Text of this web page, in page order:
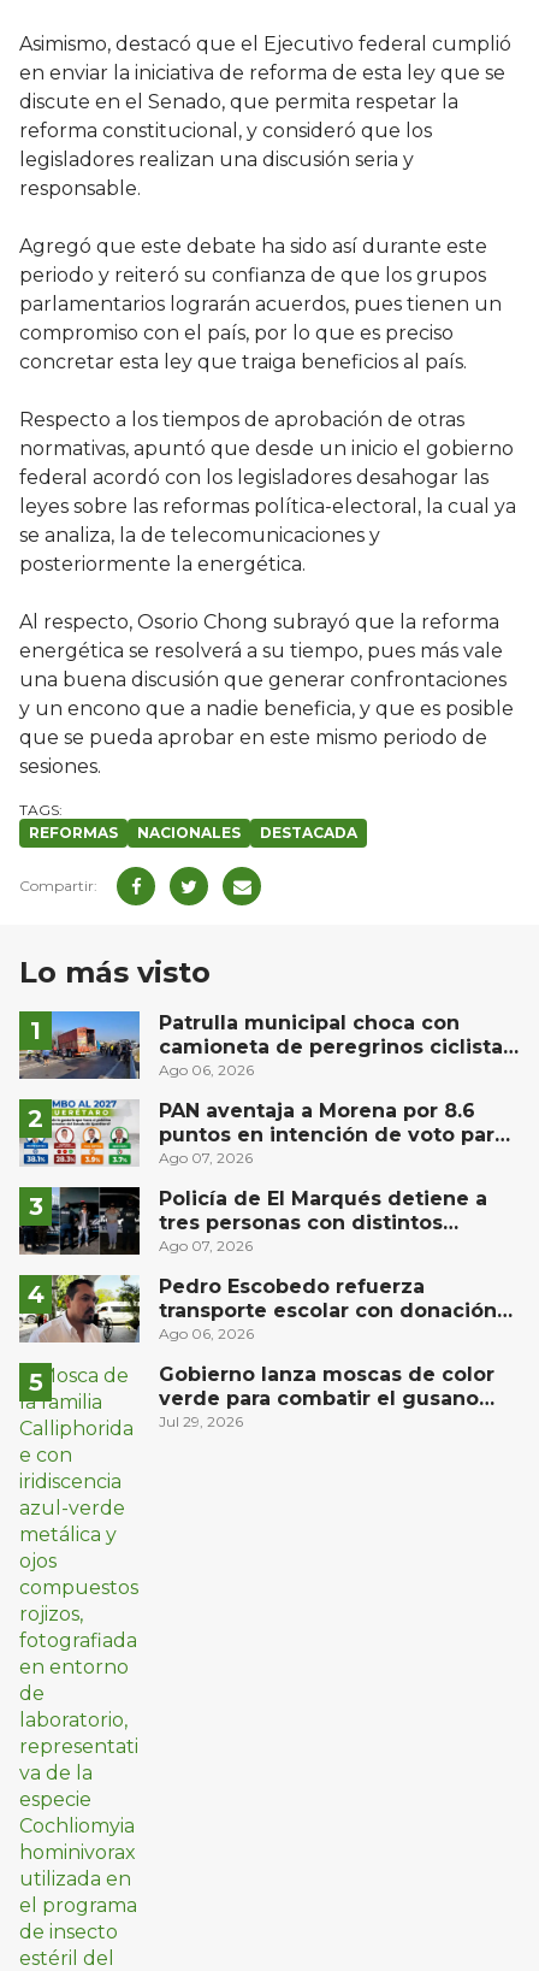
Asimismo, destacó que el Ejecutivo federal cumplió
en enviar la iniciativa de reforma de esta ley que se
discute en el Senado, que permita respetar la
reforma constitucional, y consideró que los
legisladores realizan una discusión seria y
responsable.
Agregó que este debate ha sido así durante este
periodo y reiteró su confianza de que los grupos
parlamentarios lograrán acuerdos, pues tienen un
compromiso con el país, por lo que es preciso
concretar esta ley que traiga beneficios al país.
Respecto a los tiempos de aprobación de otras
normativas, apuntó que desde un inicio el gobierno
federal acordó con los legisladores desahogar las
leyes sobre las reformas política-electoral, la cual ya
se analiza, la de telecomunicaciones y
posteriormente la energética.
Al respecto, Osorio Chong subrayó que la reforma
energética se resolverá a su tiempo, pues más vale
una buena discusión que generar confrontaciones
y un encono que a nadie beneficia, y que es posible
que se pueda aprobar en este mismo periodo de
sesiones.
REFORMAS NACIONALES DESTACADA
Lo más visto
Patrulla municipal choca con
camioneta de peregrinos ciclistas
en la autopista México-Querétaro
Ago 06, 2026
PAN aventaja a Morena por 8.6
puntos en intención de voto para
gubernatura de Querétaro, según
Ago 07, 2026
Policía de El Marqués detiene a
tres personas con distintos
narcóticos
Ago 07, 2026
Pedro Escobedo refuerza
transporte escolar con donación
de camión de Flecha Amarilla para
Ago 06, 2026
Gobierno lanza moscas de color
verde para combatir el gusano
barrenador: no las mates
Jul 29, 2026